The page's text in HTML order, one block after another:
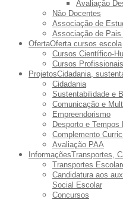
Avaliação
Não Docentes
Associação de
Associação de
OfertaOferta cursos escola
Cursos Científico-
Cursos Profissionais
ProjetosCidadania,
Cidadania
Sustentabilidade e
Comunicação e
Empreendorismo
Desporto e Tempos
Complemento
Avaliação PAA
InformaçõesTransportes,
Transportes
Candidatura aos
Social Escolar
Concursos